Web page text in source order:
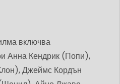
включва
Анна Кендрик (Попи),
Джеймс Кордън